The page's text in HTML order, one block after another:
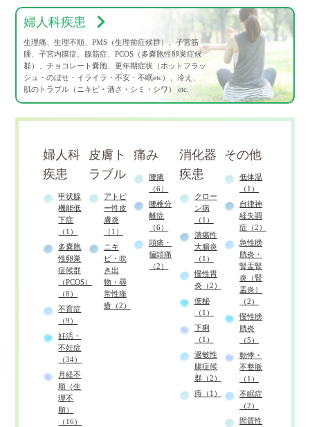
婦人科疾患
生理痛、生理不順、PMS（生理前症候群）、子宮筋
腫、子宮内膜症、腺筋症、PCOS（多嚢胞性卵巣症候
群）、チョコレート嚢胞、更年期症状（ホットフラッ
シュ・のぼせ・イライラ・不安・不眠etc）、冷え、
肌のトラブル（ニキビ・酒さ・シミ・シワ） etc.
婦人科
疾患
甲状腺
機能低
下症
（1）
多嚢胞
性卵巣
症候群
（PCOS）
（8）
不育症
（9）
妊活・
不妊症
（34）
月経不
順（生
理不
順）
（16）
皮膚ト
ラブル
アトピ
ー性皮
膚炎
（1）
ニキ
ビ・吹
き出
物・尋
常性痤
瘡（2）
痛み
腰痛
（6）
腰椎分
離症
（6）
頭痛・
偏頭痛
（2）
消化器
疾患
クロー
ン病
（1）
潰瘍性
大腸炎
（1）
慢性胃
炎（2）
便秘
（1）
下痢
（1）
過敏性
腸症候
群（2）
痔（1）
その他
低体温
（1）
自律神
経失調
症（2）
急性膀
胱炎・
腎盂腎
炎（腎
盂炎）
（2）
慢性膀
胱炎
（5）
動悸・
不整脈
（1）
不眠症
（2）
間質性